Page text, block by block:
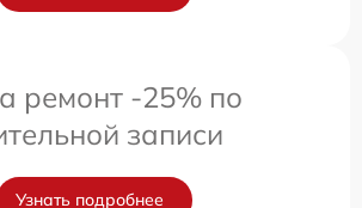
ремонт -25% по
записи
Узнать подробнее